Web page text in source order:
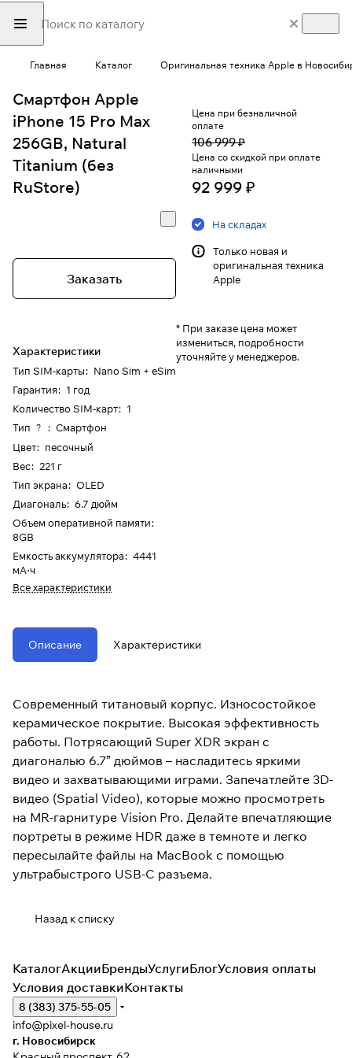
Главная Каталог Оригинальная техника Apple в
Смартфон Apple
iPhone 15 Pro Max
256GB, Natural
Titanium (без
RuStore)
Заказать
Характеристики
Тип SIM-карты: Nano Sim + eSim
Гарантия: 1 год
Количество SIM-карт: 1
Тип ? : Смартфон
Цвет: песочный
Вес: 221 г
Тип экрана: OLED
Диагональ: 6.7 дюйм
Объем оперативной памяти:
8GB
Емкость аккумулятора: 4441
мА⋅ч
Все характеристики
Цена при безналичной
оплате
106 999 ₽
Цена со скидкой при оплате
наличными
92 999 ₽
На складах
Только новая и
оригинальная техника
Apple
* При заказе цена может
измениться, подробности
уточняйте у менеджеров.
Описание Характеристики
Современный титановый корпус. Износостойкое
керамическое покрытие. Высокая эффективность
работы. Потрясающий Super XDR экран с
диагональю 6.7” дюймов – насладитесь яркими
видео и захватывающими играми. Запечатлейте 3D-
видео (Spatial Video), которые можно просмотреть
на MR-гарнитуре Vision Pro. Делайте впечатляющие
портреты в режиме HDR даже в темноте и легко
пересылайте файлы на MacBook с помощью
ультрабыстрого USB-C разъема.
Назад к списку
КаталогАкцииБрендыУслугиБлогУсловия оплаты
Условия доставкиКонтакты
8 (383) 375-55-05
info@pixel-house.ru
г. Новосибирск